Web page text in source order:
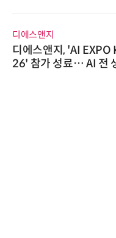
디에스앤지
디에스앤지, 'AI EXPO
26' 참가 성료… AI 전